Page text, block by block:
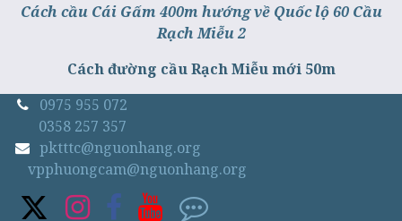
Cách cầu Cái Gấm 400m hướng về Quốc lộ 60 Cầu
Rạch Miễu 2
Cách đường cầu Rạch Miễu mới 50m
0975 955 072
0358 257 357
pktttc@nguonhang.org
vpphuongcam@nguonhang.org